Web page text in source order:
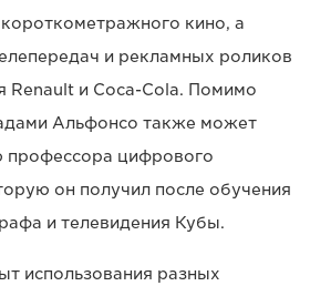
кино, а
и рекламных роликов
Renault и Coca-Cola. Помимо
Альфонсо также может
профессора цифрового
он получил после обучения
и телевидения Кубы.
использования разных